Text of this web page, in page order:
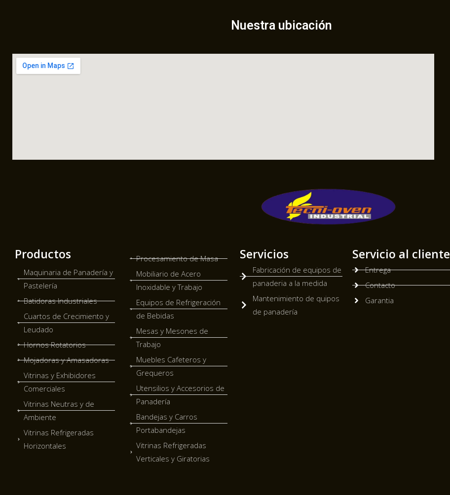
Nuestra ubicación
Productos
Maquinaria de Panadería y
Pastelería
Batidoras Industriales
Cuartos de Crecimiento y
Leudado
Hornos Rotatorios
Mojadoras y Amasadoras
Vitrinas y Exhibidores
Comerciales
Vitrinas Neutras y de
Ambiente
Vitrinas Refrigeradas
Horizontales
Procesamiento de Masa
Mobiliario de Acero
Inoxidable y Trabajo
Equipos de Refrigeración
de Bebidas
Mesas y Mesones de
Trabajo
Muebles Cafeteros y
Grequeros
Utensilios y Accesorios de
Panadería
Bandejas y Carros
Portabandejas
Vitrinas Refrigeradas
Verticales y Giratorias
Servicios
Fabricación de equipos de
panaderia a la medida
Mantenimiento de quipos
de panadería
Servicio al cliente
Entrega
Contacto
Garantia